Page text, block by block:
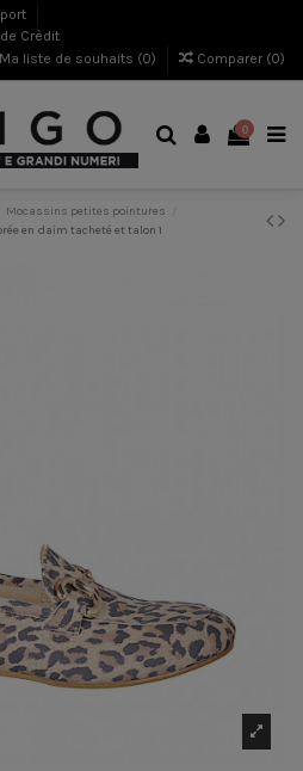
Crèdit
Ma liste de souhaits (0) Comparer (0)
0
Mocassins petites pointures
en daim tacheté et talon 1